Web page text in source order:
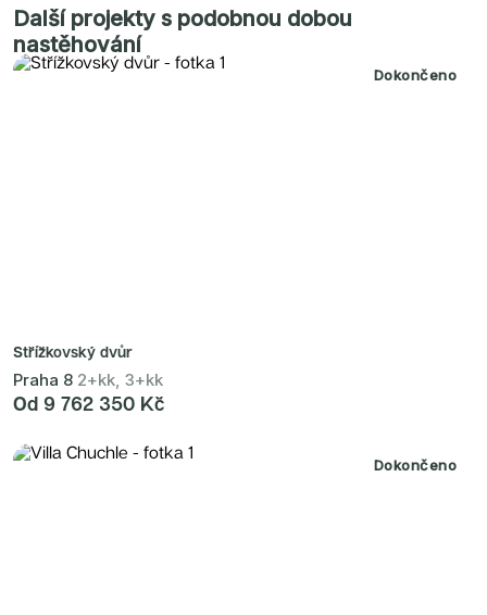
Další projekty s podobnou dobou
nastěhování
Dokončeno
Střížkovský dvůr
Praha 8 2+kk, 3+kk
Od 9 762 350 Kč
Dokončeno